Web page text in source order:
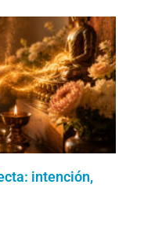
intención,